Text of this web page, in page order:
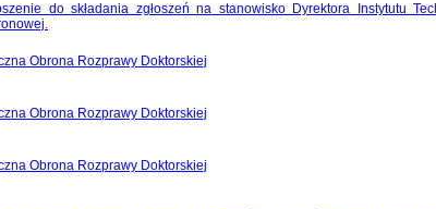
do skła­da­nia zgło­szeń na sta­no­wi­sko Dyrek­tora Insty­tutu
Obrona Rozprawy Doktorskiej
Obrona Rozprawy Doktorskiej
Obrona Rozprawy Doktorskiej